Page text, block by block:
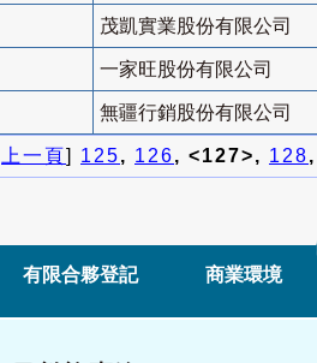
茂凱實業股份有限公司
一家旺股份有限公司
無疆行銷股份有限公司
上一頁] 125, 126, <127>, 128,
有限合夥登記 商業環境